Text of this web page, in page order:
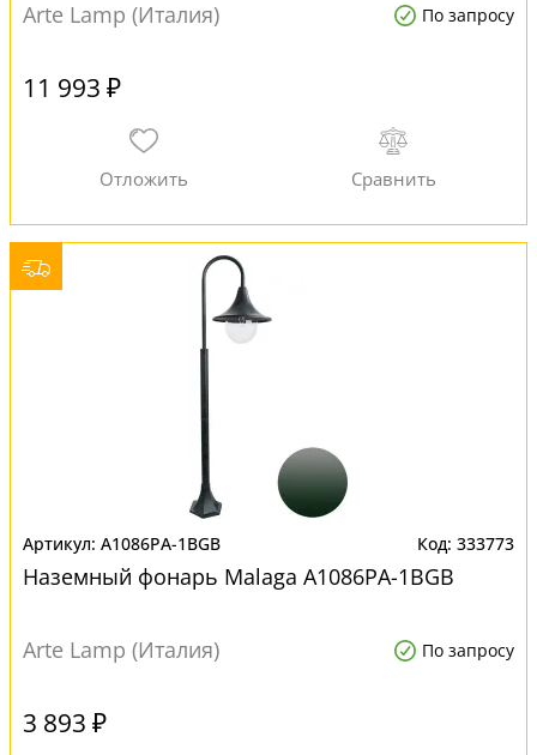
Arte Lamp (Италия) По запросу
11 993 ₽
A1086PA-1BGB 333773
Наземный фонарь Malaga A1086PA-1BGB
Arte Lamp (Италия) По запросу
3 893 ₽